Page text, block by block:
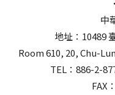
中
地址：10489
Room 610, 20, Chu-
TEL：886-2-
FAX